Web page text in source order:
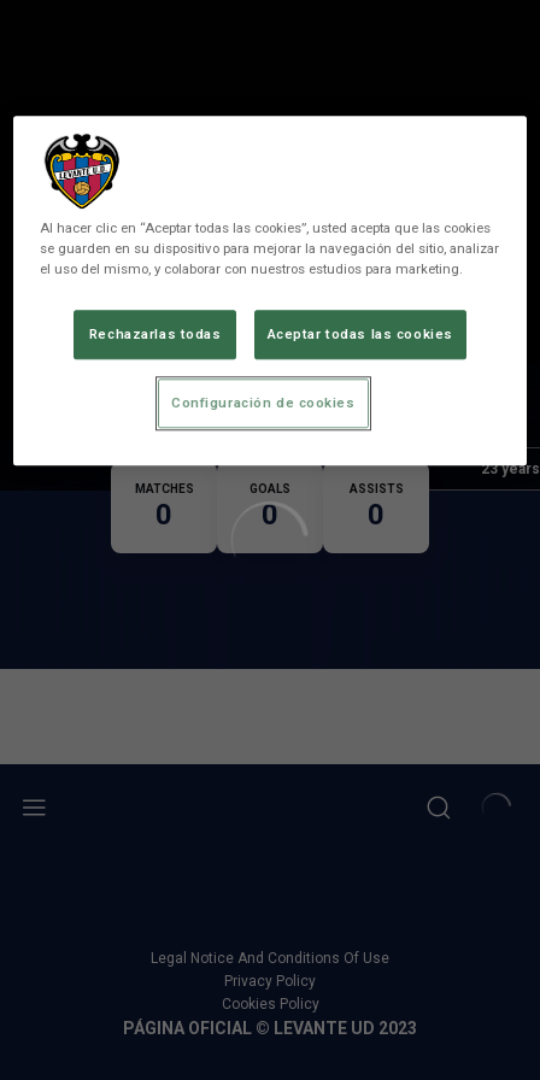
9
BRANDON
POSITION
FORWARDER
Birth
Age 23 years
MATCHES
0
GOALS
0
ASSISTS
0
Legal Notice And Conditions Of Use
Privacy Policy
Cookies Policy
PÁGINA OFICIAL © LEVANTE UD 2023
Al hacer clic en “Aceptar todas las cookies”, usted acepta que las cookies
se guarden en su dispositivo para mejorar la navegación del sitio, analizar
el uso del mismo, y colaborar con nuestros estudios para marketing.
Rechazarlas todas Aceptar todas las cookies
Configuración de cookies